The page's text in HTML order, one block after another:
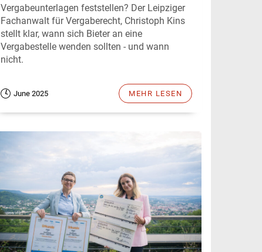
Vergabeunterlagen feststellen? Der Leipziger
Fachanwalt für Vergaberecht, Christoph Kins
stellt klar, wann sich Bieter an eine
Vergabestelle wenden sollten - und wann
nicht.
June 2025 MEHR LESEN